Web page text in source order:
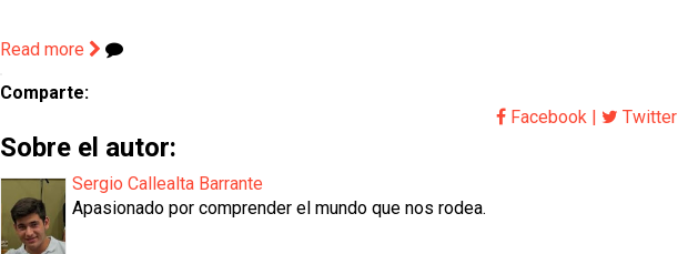
Read more
Comparte:
Facebook | Twitter
Sobre el autor:
Sergio Callealta Barrante
Apasionado por comprender el mundo que nos rodea.